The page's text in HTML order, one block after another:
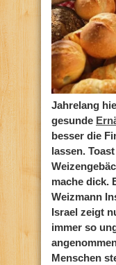
Jahrelang
gesunde
besser die
lassen.
mache dick.
Weizmann
Israel zeigt
immer so
Menschen